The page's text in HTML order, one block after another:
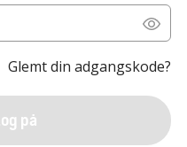
Glemt din adgangskode?
på